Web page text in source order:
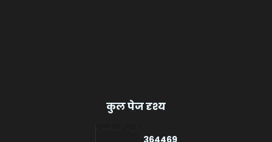
कुल पेज दृश्य
364469